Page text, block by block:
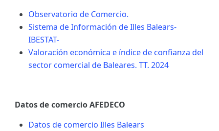
Observatorio de Comercio.
Sistema de Información de Illes Balears-
IBESTAT-
Valoración económica e índice de confianza del
sector comercial de Baleares. TT. 2024
Datos de comercio AFEDECO
Datos de comercio Illes Balears